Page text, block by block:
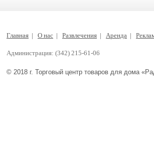
Администрация: (342) 215-61-06
© 2018 г. Торговый центр товаров для дома
Главная | О нас | Развлечения | Аренда |